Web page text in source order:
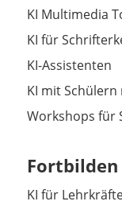
KI Multimedia
KI für
KI-Assistenten
KI mit Schülern
Workshops für
KI für